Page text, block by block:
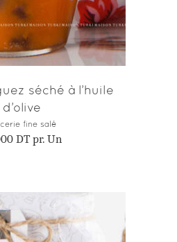
séché à l’huile
d’olive
fine salé
DT pr. Un